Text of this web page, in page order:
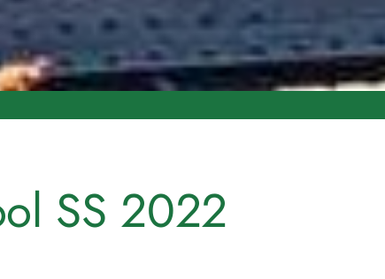
SS 2022